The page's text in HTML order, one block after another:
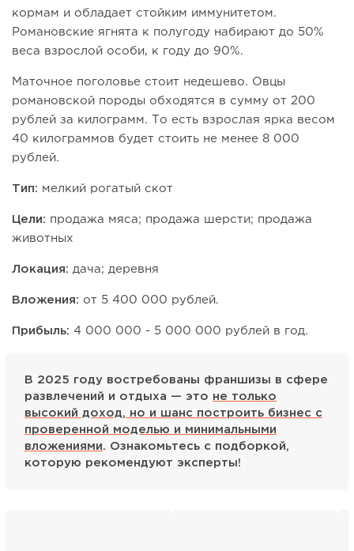
кормам и обладает стойким иммунитетом.
Романовские ягнята к полугоду набирают до 50%
веса взрослой особи, к году до 90%.
Маточное поголовье стоит недешево. Овцы
романовской породы обходятся в сумму от 200
рублей за килограмм. То есть взрослая ярка весом
40 килограммов будет стоить не менее 8 000
рублей.
Тип: мелкий рогатый скот
Цели: продажа мяса; продажа шерсти; продажа
животных
Локация: дача; деревня
Вложения: от 5 400 000 рублей.
Прибыль: 4 000 000 - 5 000 000 рублей в год.
В 2025 году востребованы франшизы в сфере
развлечений и отдыха — это не только
высокий доход, но и шанс построить бизнес с
проверенной моделью и минимальными
вложениями. Ознакомьтесь с подборкой,
которую рекомендуют эксперты!